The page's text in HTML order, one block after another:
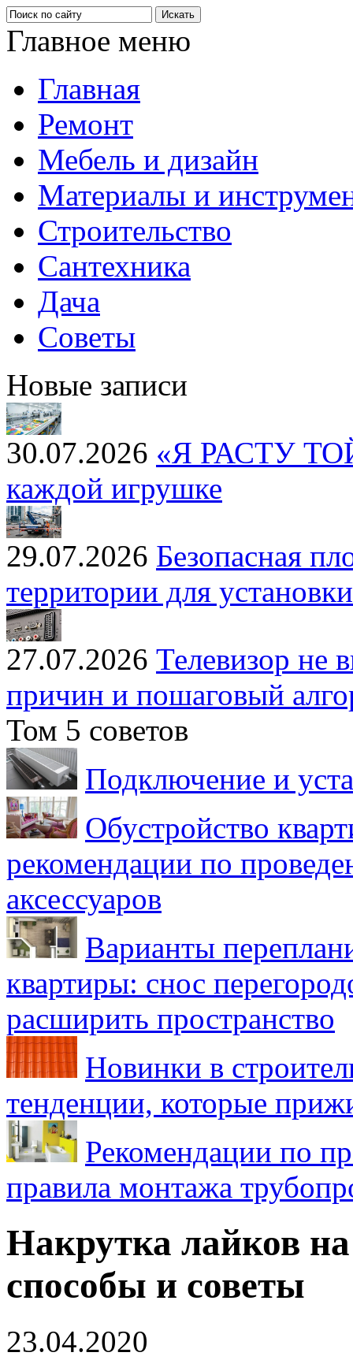
Главное меню
Главная
Ремонт
Мебель и дизайн
Материалы и
Строительство
Сантехника
Дача
Советы
Новые записи
30.07.2026 «Я РАСТУ
каждой игрушке
29.07.2026 Безопасная
территории для
27.07.2026 Телевизор не
причин и пошаговый
Том 5 советов
Подключение и
Обустройство
рекомендации по
аксессуаров
Варианты
квартиры: снос
расширить пространство
Новинки в
тенденции, которые
Рекомендации по
правила монтажа
Накрутка лайков
способы и советы
23.04.2020